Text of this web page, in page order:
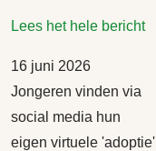
Lees het hele bericht
16 juni 2026
Jongeren vinden via
social media hun
eigen virtuele 'adoptie'